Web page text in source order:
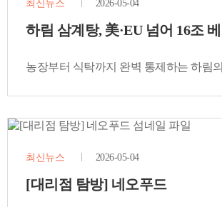
최신뉴스 2026-05-04
하림 삼계탕, 美·EU 넘어 16조
농장부터 식탁까지 완벽 통제하는 하림
최신뉴스 2026-05-04
[대리점 탐방] 네오푸드